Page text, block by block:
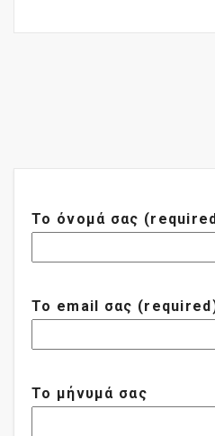
Το όνομά σας
Το email σας
Το μήνυμά σας